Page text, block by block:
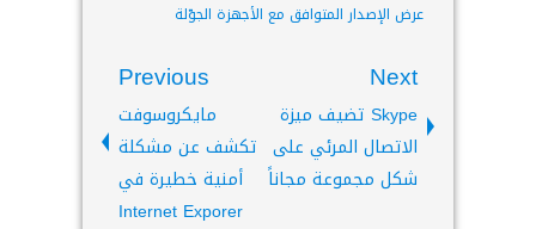
عرض الإصدار المتوافق مع الأجهزة الجوّلة
Next
Skype تضيف ميزة
الاتصال المرئي على
شكل مجموعة مجاناً
Previous
مايكروسوفت
تكشف عن مشكلة
أمنية خطيرة في
Internet Exporer